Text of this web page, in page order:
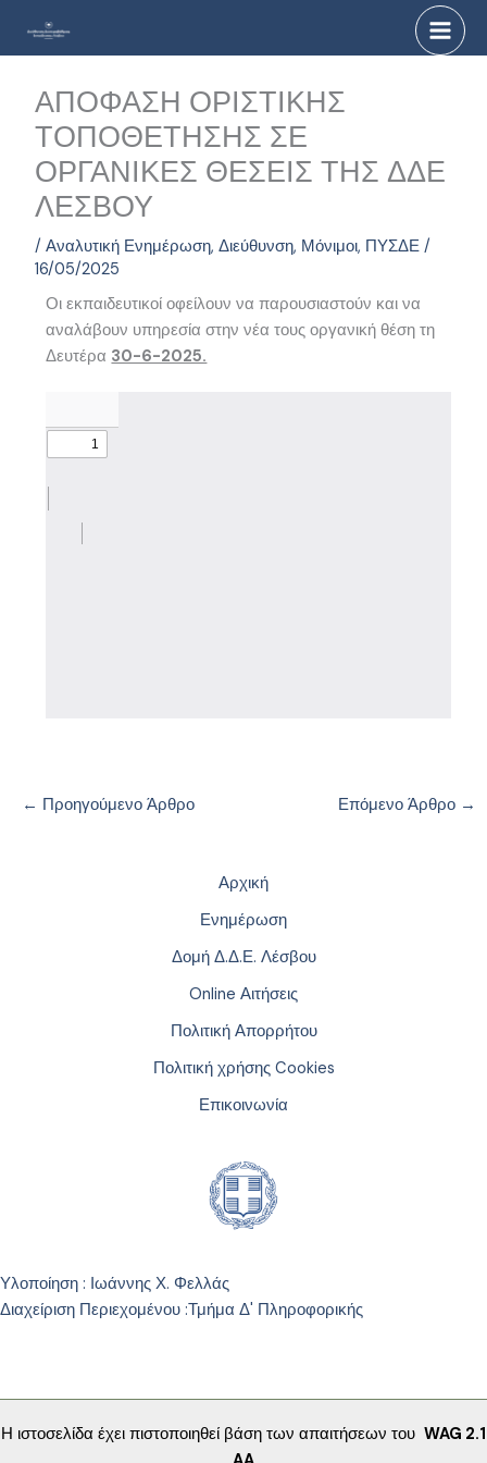
ΑΠΟΦΑΣΗ ΟΡΙΣΤΙΚΗΣ
ΤΟΠΟΘΕΤΗΣΗΣ ΣΕ
ΟΡΓΑΝΙΚΕΣ ΘΕΣΕΙΣ ΤΗΣ ΔΔΕ
ΛΕΣΒΟΥ
/Αναλυτική Ενημέρωση,Διεύθυνση, Μόνιμοι, ΠΥΣΔΕ /
16/05/2025
Οι εκπαιδευτικοί οφείλουν να παρουσιαστούν και να
αναλάβουν υπηρεσία στην νέα τους οργανική θέση τη
Δευτέρα 30-6-2025.
← Προηγούμενο Άρθρο Επόμενο Άρθρο →
Αρχική
Ενημέρωση
Δομή Δ.Δ.Ε. Λέσβου
Online Αιτήσεις
Πολιτική Απορρήτου
Πολιτική χρήσης Cookies
Επικοινωνία
Υλοποίηση : Ιωάννης Χ. Φελλάς
Διαχείριση Περιεχομένου :Τμήμα Δ' Πληροφορικής
Η ιστοσελίδα έχει πιστοποιηθεί βάση των απαιτήσεων του WAG 2.1